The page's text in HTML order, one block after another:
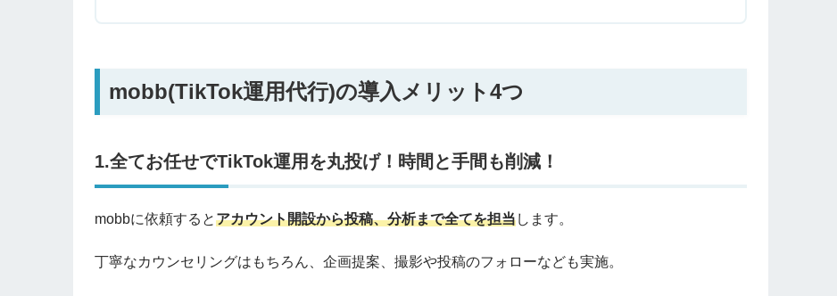
mobb(TikTok運用代行)の導入メリット4つ
1.全てお任せでTikTok運用を丸投げ！時間と手間も削減！
mobbに依頼するとアカウント開設から投稿、分析まで全てを担当します。
丁寧なカウンセリングはもちろん、企画提案、撮影や投稿のフォローなども実施。